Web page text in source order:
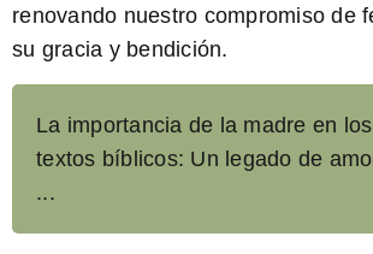
renovando nuestro compromiso de
su gracia y bendición.
La importancia de la madre en los
textos bíblicos: Un legado de
...